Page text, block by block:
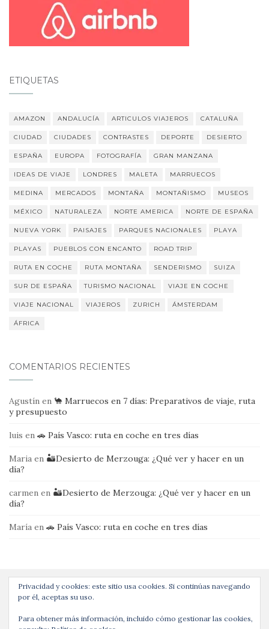
ETIQUETAS
AMAZON ANDALUCÍA ARTICULOS VIAJEROS CATALUÑA
CIUDAD CIUDADES CONTRASTES DEPORTE DESIERTO
ESPAÑA EUROPA FOTOGRAFÍA GRAN MANZANA
IDEAS DE VIAJE LONDRES MALETA MARRUECOS
MEDINA MERCADOS MONTAÑA MONTAÑISMO MUSEOS
MÉXICO NATURALEZA NORTE AMERICA NORTE DE ESPAÑA
NUEVA YORK PAISAJES PARQUES NACIONALES PLAYA
PLAYAS PUEBLOS CON ENCANTO ROAD TRIP
RUTA EN COCHE RUTA MONTAÑA SENDERISMO SUIZA
SUR DE ESPAÑA TURISMO NACIONAL VIAJE EN COCHE
VIAJE NACIONAL VIAJEROS ZURICH ÁMSTERDAM
ÁFRICA
COMENTARIOS RECIENTES
Agustín en 🐪 Marruecos en 7 días: Preparativos de viaje, ruta
y presupuesto
luis en 🚗 País Vasco: ruta en coche en tres días
Maria en 🏜️Desierto de Merzouga: ¿Qué ver y hacer en un
día?
carmen en 🏜️Desierto de Merzouga: ¿Qué ver y hacer en un
día?
María en 🚗 País Vasco: ruta en coche en tres días
Privacidad y cookies: este sitio usa cookies. Si continúas navegando
por él, aceptas su uso.
Para obtener más información, incluido cómo gestionar las cookies,